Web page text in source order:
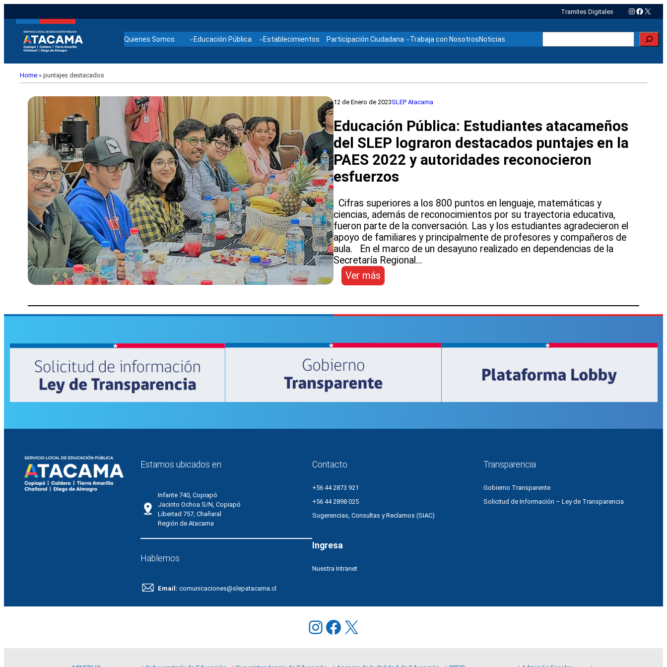
Tramites Digitales Instagram
X
Quienes Somos Educación Pública Establecimientos Participación Ciudadana Trabaja con NosotrosNoticias
Home » puntajes destacados
12 de Enero de 2023SLEP Atacama
Educación Pública: Estudiantes atacameños
del SLEP lograron destacados puntajes en la
PAES 2022 y autoridades reconocieron
esfuerzos
Cifras superiores a los 800 puntos en lenguaje, matemáticas y
ciencias, además de reconocimientos por su trayectoria educativa,
fueron parte de la conversación. Las y los estudiantes agradecieron el
apoyo de familiares y principalmente de profesores y compañeros de
aula. En el marco de un desayuno realizado en dependencias de la
Secretaría Regional…
Ver más
Educación
Estudiantes
SLEP
puntajes
en
la
Estamos ubicados en
Infante 740, Copiapó
Jacinto Ochoa S/N, Copiapó
Libertad 757, Chañaral
Región de Atacama
Hablemos
Email: comunicaciones@slepatacama.cl
Contacto
+56 44 2873 921
+56 44 2898 025
Sugerencias, Consultas y Reclamos (SIAC)
Ingresa
Nuestra Intranet
Transparencia
Gobierno Transparente
Solicitud de Información – Ley de Transparencia
Instagram
Facebook
X